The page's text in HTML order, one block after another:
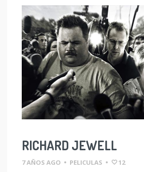
RICHARD JEWELL
7 AÑOS AGO • PELICULAS • 12